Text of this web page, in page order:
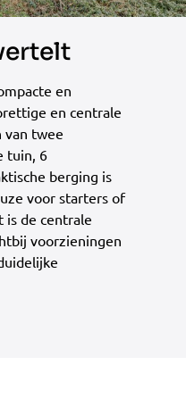
en
en centrale
van twee
tuin, 6
berging is
voor starters of
is de centrale
voorzieningen